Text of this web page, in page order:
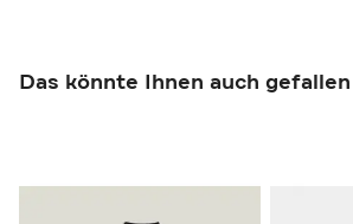
Das könnte Ihnen auch gefallen